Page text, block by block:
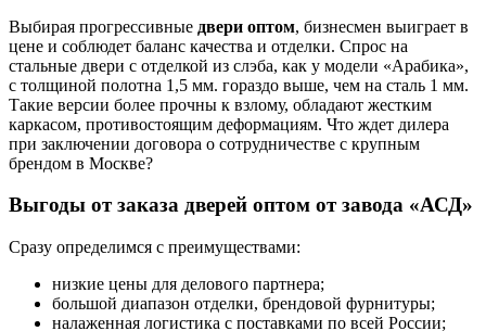
Выбирая прогрессивные двери оптом, бизнесмен выиграет в
цене и соблюдет баланс качества и отделки. Спрос на
стальные двери с отделкой из слэба, как у модели «Арабика»,
с толщиной полотна 1,5 мм. гораздо выше, чем на сталь 1 мм.
Такие версии более прочны к взлому, обладают жестким
каркасом, противостоящим деформациям. Что ждет дилера
при заключении договора о сотрудничестве с крупным
брендом в Москве?
Выгоды от заказа дверей оптом от завода «АСД»
Сразу определимся с преимуществами:
низкие цены для делового партнера;
большой диапазон отделки, брендовой фурнитуры;
налаженная логистика с поставками по всей России;